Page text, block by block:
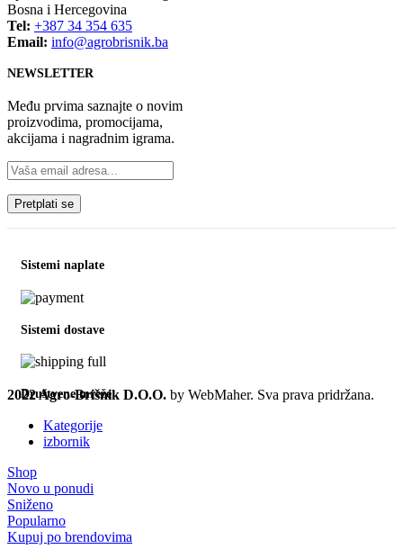
Bosna i Hercegovina
Tel: +387 34 354 635
Email: info@agrobrisnik.ba
NEWSLETTER
Među prvima saznajte o novim
proizvodima, promocijama,
akcijama i nagradnim igrama.
Sistemi naplate
Sistemi dostave
Društvene mreže
2022 Agro-Brišnik D.O.O. by WebMaher. Sva prava pridržana.
Kategorije
izbornik
Shop
Novo u ponudi
Sniženo
Popularno
Kupuj po brendovima